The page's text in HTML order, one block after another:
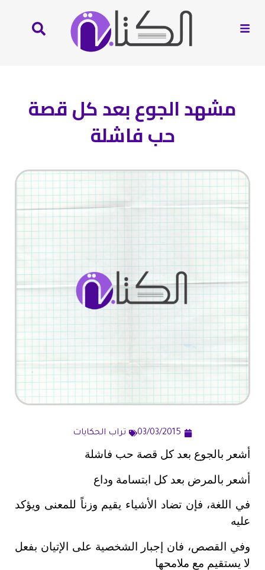
مشهد الجوع بعد كل قصة
حب فاشلة
03/03/2015 تراب الحكايات
أشعر بالجوع بعد كل قصة حب فاشلة
أشعر بالمرض بعد كل ابتسامة وداع
في اللغة، فإن تضاد الأشياء يقيم وزناً للمعنى ويؤكد
عليه
وفي القصص، فان إجبار الشخصية على الإتيان بفعل
لا يستقيم مع ملامحها